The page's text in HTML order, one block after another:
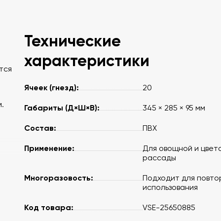
Технические
характеристики
Ячеек (гнезд): 20
Габариты (Д×Ш×В): 345 × 285 × 95 мм
Состав: ПВХ
Применение:
Для овощной и
рассады
Многоразовость:
Подходит для
использования
Код товара: VSE-25650885